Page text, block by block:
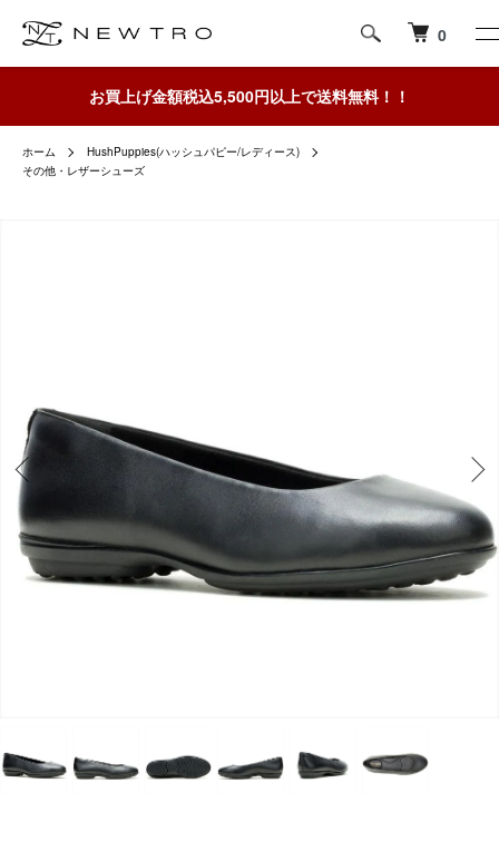
0
お買上げ金額税込5,500円以上で送料無料！！
ホーム
HushPuppies(ハッシュパピー/レディース)
その他・レザーシューズ